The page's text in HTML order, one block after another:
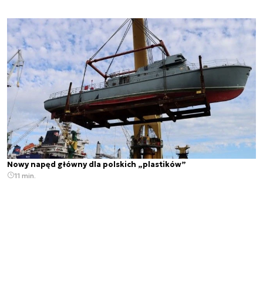
Nowy napęd główny dla polskich „plastików”
11 min.